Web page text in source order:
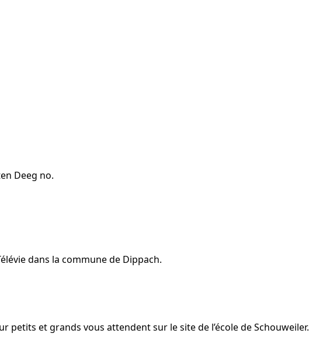
Deeg no.
dans la commune de Dippach.
petits et grands vous attendent sur le site de l’école de Schouweiler.